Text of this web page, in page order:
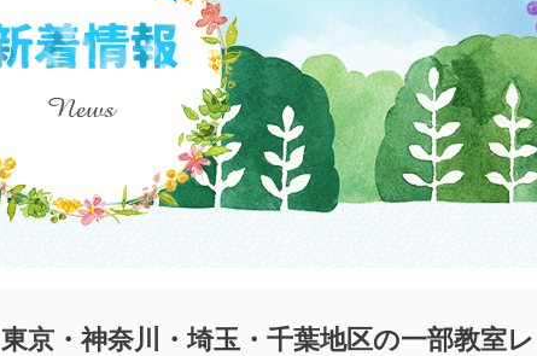
東京・神奈川・埼玉・千葉地区の一部教室